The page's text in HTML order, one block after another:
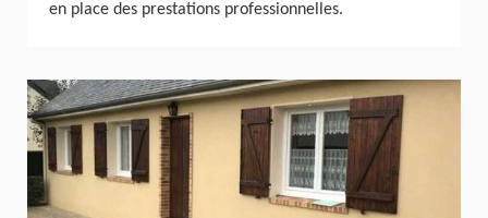
en place des prestations professionnelles.